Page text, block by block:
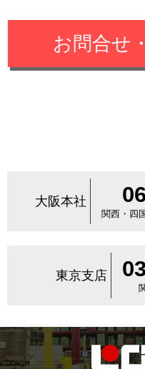
お問合せ
大阪本社
関西・四
東京支店